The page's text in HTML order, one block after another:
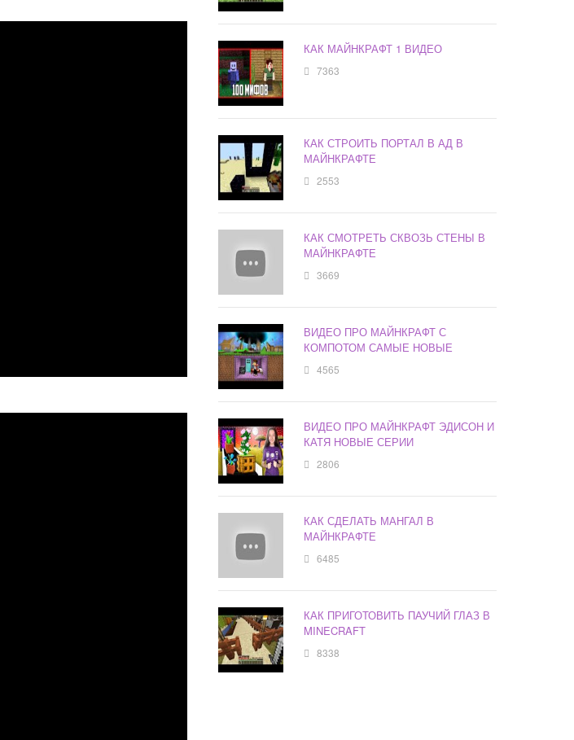
КАК МАЙНКРАФТ 1 ВИДЕО
7363
КАК СТРОИТЬ ПОРТАЛ В АД В
МАЙНКРАФТЕ
2553
КАК СМОТРЕТЬ СКВОЗЬ СТЕНЫ В
МАЙНКРАФТЕ
3669
ВИДЕО ПРО МАЙНКРАФТ С
КОМПОТОМ САМЫЕ НОВЫЕ
4565
ВИДЕО ПРО МАЙНКРАФТ ЭДИСОН И
КАТЯ НОВЫЕ СЕРИИ
2806
КАК СДЕЛАТЬ МАНГАЛ В
МАЙНКРАФТЕ
6485
КАК ПРИГОТОВИТЬ ПАУЧИЙ ГЛАЗ В
MINECRAFT
8338